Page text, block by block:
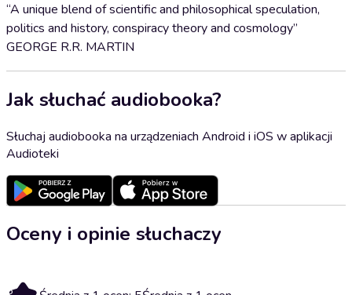
“A unique blend of scientific and philosophical speculation,
politics and history, conspiracy theory and cosmology”
GEORGE R.R. MARTIN
Jak słuchać audiobooka?
Słuchaj audiobooka na urządzeniach Android i iOS w aplikacji
Audioteki
Oceny i opinie słuchaczy
5